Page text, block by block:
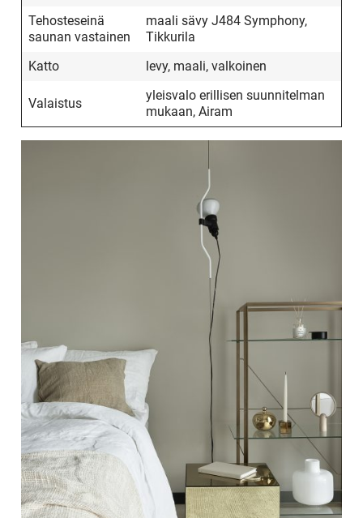
Tehosteseinä
saunan vastainen
maali sävy J484 Symphony,
Tikkurila
Katto
levy, maali, valkoinen
Valaistus
yleisvalo erillisen suunnitelman
mukaan, Airam